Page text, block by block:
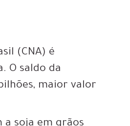
(CNA) é
O saldo da
maior valor